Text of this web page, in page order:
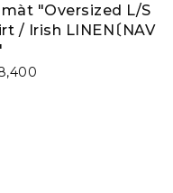
"Oversized L/S
/ Irish LINEN〔NAV